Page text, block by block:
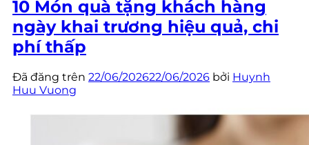
10 Món quà tặng khách hàng
ngày khai trương hiệu quả, chi
phí thấp
Đã đăng trên 22/06/202622/06/2026 bởi Huynh
Huu Vuong